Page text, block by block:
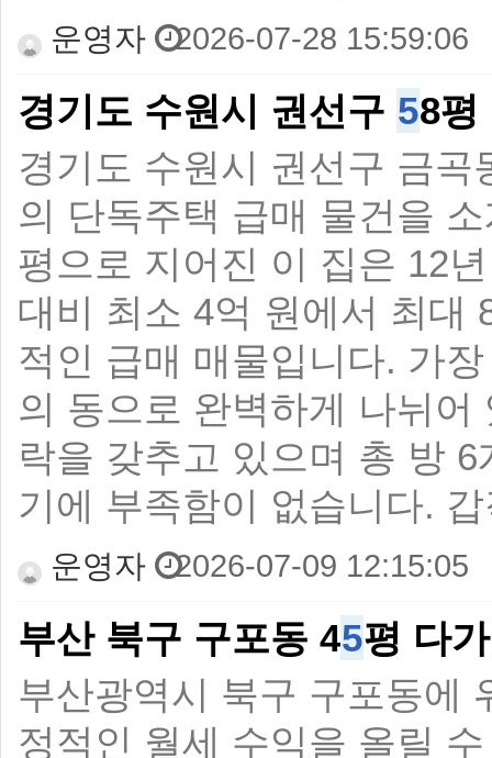
운영자 2026-07-28 15:59:06
경기도 수원시 권선구 58평
경기도 수원시 권선구 금
의 단독주택 급매 물건을
평으로 지어진 이 집은 12
대비 최소 4억 원에서 최대
적인 급매 매물입니다. 가
의 동으로 완벽하게 나뉘
락을 갖추고 있으며 총 방
기에 부족함이 없습니다.
운영자 2026-07-09 12:15:05
부산 북구 구포동 45평 다
부산광역시 북구 구포동에
정적인 월세 수익을 올릴